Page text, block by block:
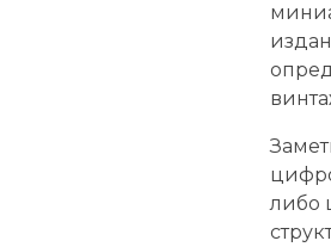
либо